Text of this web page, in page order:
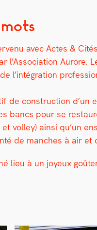
avec Actes &
l’As­so­ci­a­tion
l’intégration
de con­struc­tion d’un
bancs pour se
vol­ley) ain­si qu’un
de manch­es à air et
lieu à un joyeux